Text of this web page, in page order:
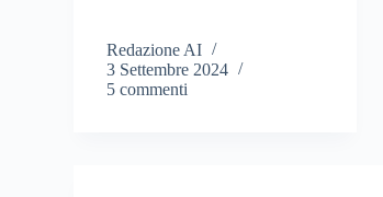
Redazione AI
3 Settembre 2024
5 commenti